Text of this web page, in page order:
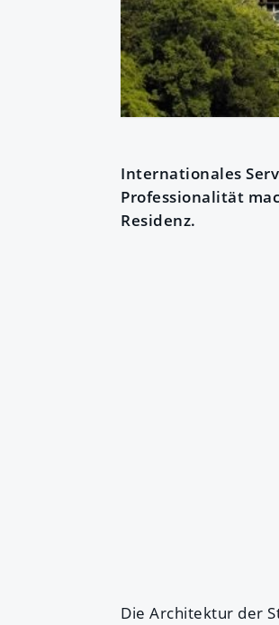
Internationales
Professionalität
Residenz.
Die Architektur der